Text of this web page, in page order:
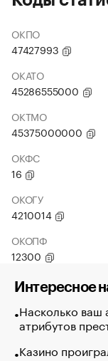
ОКПО
47427993
ОКАТО
45286555000
ОКТМО
45375000000
ОКФС
16
ОКОГУ
4210014
ОКОПФ
12300
Интересное
Насколько ваш
атрибутов
Казино